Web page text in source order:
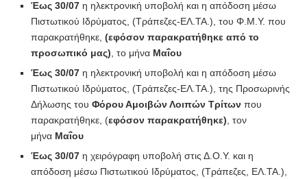
Έως 30/07 η ηλεκτρονική υποβολή και η απόδοση μέσω
Πιστωτικού Ιδρύματος, (Τράπεζες-ΕΛ.ΤΑ.), του Φ.Μ.Υ. που
παρακρατήθηκε, (εφόσον παρακρατήθηκε από το
προσωπικό μας), το μήνα Μαΐου
Έως 30/07 η ηλεκτρονική υποβολή και η απόδοση μέσω
Πιστωτικού Ιδρύματος, (Τράπεζες-ΕΛ.ΤΑ.), της Προσωρινής
Δήλωσης του Φόρου Αμοιβών Λοιπών Τρίτων που
παρακρατήθηκε, (εφόσον παρακρατήθηκε), τον
μήνα Μαΐου
Έως 30/07 η χειρόγραφη υποβολή στις Δ.Ο.Υ. και η
απόδοση μέσω Πιστωτικού Ιδρύματος, (Τράπεζες, ΕΛ.ΤΑ.),